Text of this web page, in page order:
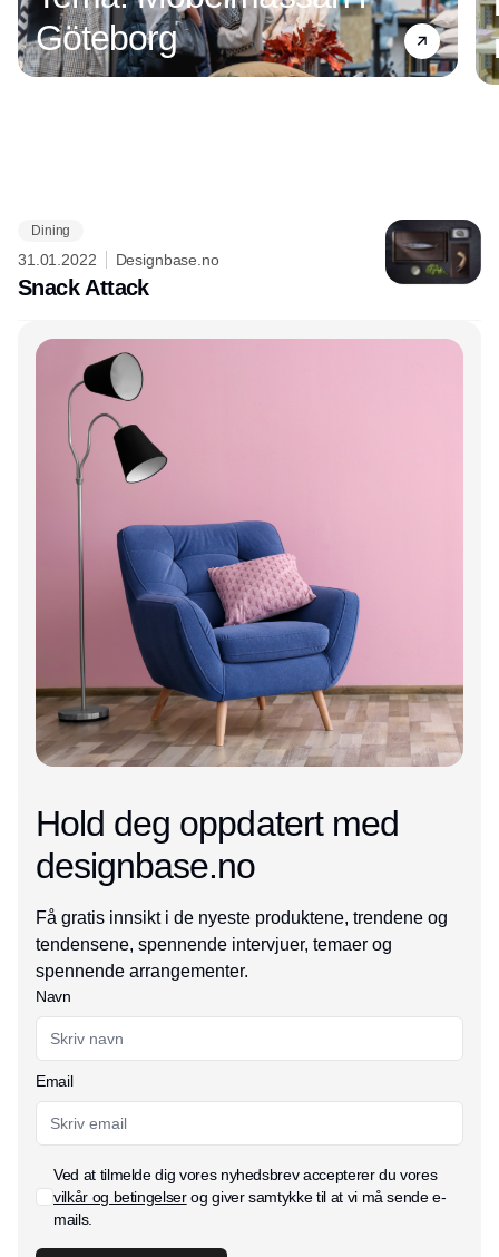
Göteborg
Dining
31.01.2022 Designbase.no
Snack Attack
Annonce
Hold deg oppdatert med
designbase.no
Få gratis innsikt i de nyeste produktene, trendene og
tendensene, spennende intervjuer, temaer og
spennende arrangementer.
Navn
Email
Ved at tilmelde dig vores nyhedsbrev accepterer du vores
vilkår og betingelserog giver samtykke til at vi må sende e-
mails.